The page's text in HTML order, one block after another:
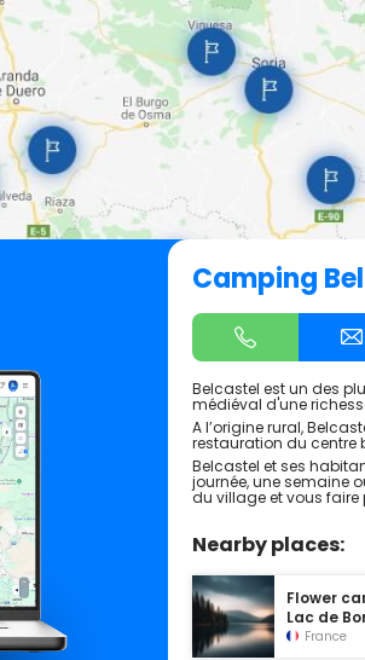
Camping
Belcastel est un des
médiéval d'une
A l’origine rural,
restauration du centre
Belcastel et ses
journée, une semaine
du village et vous
Nearby places:
Flower
Lac de
France